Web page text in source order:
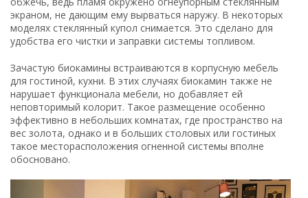
экраном, не дающим ему вырваться наружу. В некоторых
моделях стеклянный купол снимается. Это сделано для
удобства его чистки и заправки системы топливом.
Зачастую биокамины встраиваются в корпусную мебель
для гостиной, кухни. В этих случаях биокамин также не
нарушает функционала мебели, но добавляет ей
неповторимый колорит. Такое размещение особенно
эффективно в небольших комнатах, где пространство на
вес золота, однако и в больших столовых или гостиных
такое месторасположения огненной системы вполне
обосновано.